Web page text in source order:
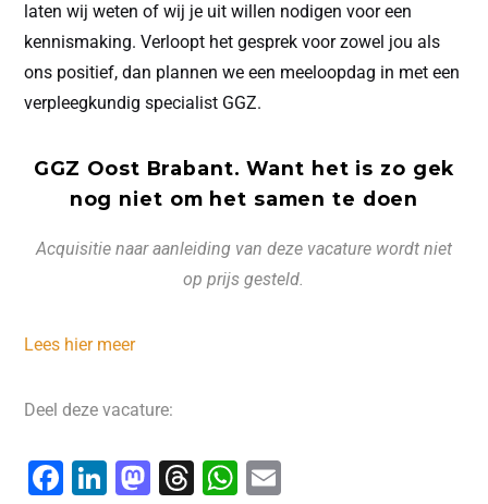
laten wij weten of wij je uit willen nodigen voor een
kennismaking. Verloopt het gesprek voor zowel jou als
ons positief, dan plannen we een meeloopdag in met een
verpleegkundig specialist GGZ.
GGZ Oost Brabant. Want het is zo gek
nog niet om het samen te doen
Acquisitie naar aanleiding van deze vacature wordt niet
op prijs gesteld.
Lees hier meer
Deel deze vacature:
F
Li M T
W